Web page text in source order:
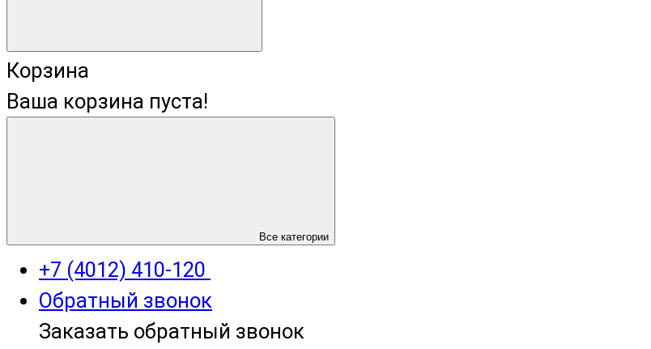
+7 (4012) 410-120
Обратный звонок
Заказать обратный звонок
Корзина
Ваша корзина пуста!
Все категории